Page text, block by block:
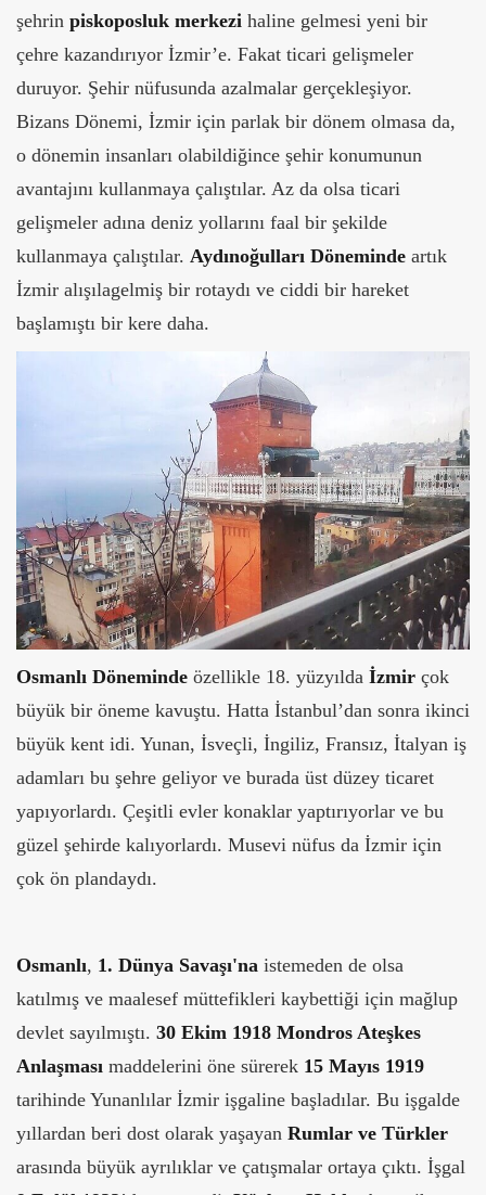
şehrin piskoposluk merkezi haline gelmesi yeni bir
çehre kazandırıyor İzmir’e. Fakat ticari gelişmeler
duruyor. Şehir nüfusunda azalmalar gerçekleşiyor.
Bizans Dönemi, İzmir için parlak bir dönem olmasa da,
o dönemin insanları olabildiğince şehir konumunun
avantajını kullanmaya çalıştılar. Az da olsa ticari
gelişmeler adına deniz yollarını faal bir şekilde
kullanmaya çalıştılar. Aydınoğulları Döneminde artık
İzmir alışılagelmiş bir rotaydı ve ciddi bir hareket
başlamıştı bir kere daha.
Osmanlı Döneminde özellikle 18. yüzyılda İzmir çok
büyük bir öneme kavuştu. Hatta İstanbul’dan sonra ikinci
büyük kent idi. Yunan, İsveçli, İngiliz, Fransız, İtalyan iş
adamları bu şehre geliyor ve burada üst düzey ticaret
yapıyorlardı. Çeşitli evler konaklar yaptırıyorlar ve bu
güzel şehirde kalıyorlardı. Musevi nüfus da İzmir için
çok ön plandaydı.
Osmanlı, 1. Dünya Savaşı'na istemeden de olsa
katılmış ve maalesef müttefikleri kaybettiği için mağlup
devlet sayılmıştı. 30 Ekim 1918 Mondros Ateşkes
Anlaşması maddelerini öne sürerek 15 Mayıs 1919
tarihinde Yunanlılar İzmir işgaline başladılar. Bu işgalde
yıllardan beri dost olarak yaşayan Rumlar ve Türkler
arasında büyük ayrılıklar ve çatışmalar ortaya çıktı. İşgal